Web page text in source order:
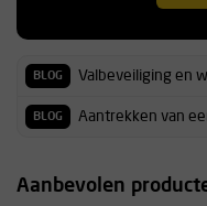
BLOG Valbeveiliging en
BLOG Aantrekken van
Aanbevolen